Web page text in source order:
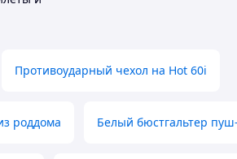
Противоударный чехол на Hot 60i
роддома Белый бюстгальтер